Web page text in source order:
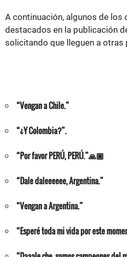
A continuación, algunos de los
destacados en la publicación
solicitando que lleguen a otras
“Vengan a Chile.”
“¿Y Colombia?”.
“Por favor PERÚ, PERÚ.”🙏🏼
“Dale daleeeeee, Argentina.”
“Vengan a Argentina.”
“Esperé toda mi vida por este